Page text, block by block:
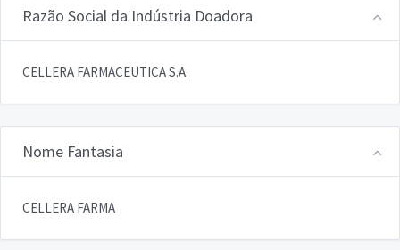
Razão Social da Indústria Doadora
CELLERA FARMACEUTICA S.A.
Nome Fantasia
CELLERA FARMA